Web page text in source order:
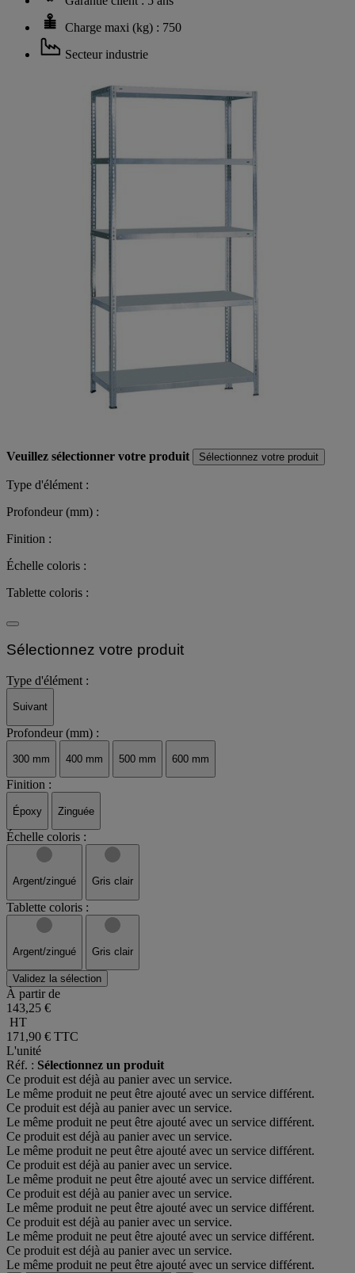
Charge maxi (kg) : 750
Secteur industrie
Veuillez sélectionner votre produit Sélectionnez votre produit
Type d'élément :
Profondeur (mm) :
Finition :
Échelle coloris :
Tablette coloris :
Sélectionnez votre produit
Type d'élément :
Suivant
Profondeur (mm) :
300 mm 400 mm 500 mm 600 mm
Finition :
Époxy Zinguée
Échelle coloris :
Argent/zingué Gris clair
Tablette coloris :
Argent/zingué Gris clair
Validez la sélection
À partir de
143,25 €
HT
171,90 € TTC
L'unité
Réf. : Sélectionnez un produit
Ce produit est déjà au panier avec un service.
Le même produit ne peut être ajouté avec un service différent.
Ce produit est déjà au panier avec un service.
Le même produit ne peut être ajouté avec un service différent.
Ce produit est déjà au panier avec un service.
Le même produit ne peut être ajouté avec un service différent.
Ce produit est déjà au panier avec un service.
Le même produit ne peut être ajouté avec un service différent.
Ce produit est déjà au panier avec un service.
Le même produit ne peut être ajouté avec un service différent.
Ce produit est déjà au panier avec un service.
Le même produit ne peut être ajouté avec un service différent.
Ce produit est déjà au panier avec un service.
Le même produit ne peut être ajouté avec un service différent.